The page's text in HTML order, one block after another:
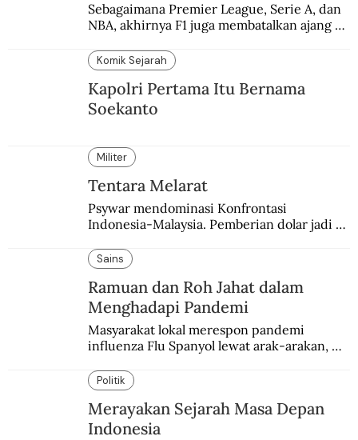
Sebagaimana Premier League, Serie A, dan
NBA, akhirnya F1 juga membatalkan ajang
enam dekade lampau.
Komik Sejarah
Kapolri Pertama Itu Bernama
Soekanto
Militer
Tentara Melarat
Psywar mendominasi Konfrontasi
Indonesia-Malaysia. Pemberian dolar jadi
Sains
Ramuan dan Roh Jahat dalam
Menghadapi Pandemi
Masyarakat lokal merespon pandemi
influenza Flu Spanyol lewat arak-arakan,
Politik
Merayakan Sejarah Masa Depan
Indonesia